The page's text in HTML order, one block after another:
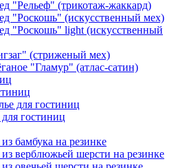
"Рельеф" (трикотаж-жаккард)
"Роскошь" (искусственный мех)
"Роскошь" light (искусственный
(стриженый мех)
"Гламур" (атлас-сатин)
для гостиниц
гостиниц
бамбука на резинке
верблюжьей шерсти на резинке